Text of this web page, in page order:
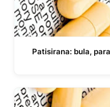
Patisirana: bula,